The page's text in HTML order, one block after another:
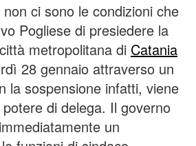
non ci sono le condizioni che
Pogliese di presiedere la
metropolitana di Catania
28 gennaio attraverso un
la sospensione infatti, viene
di delega. Il governo
un